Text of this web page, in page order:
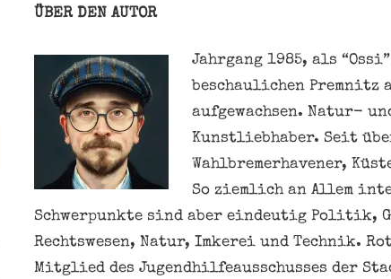
ÜBER DEN AUTOR
Jahrgang 1985, als
beschaulichen Premnitz
aufgewachsen. Natur-
Kunstliebhaber. Seit
Wahlbremerhavener,
So ziemlich an Allem
Schwerpunkte sind aber eindeutig Politik,
Rechtswesen, Natur, Imkerei und Technik.
Mitglied des Jugendhilfeausschusses der